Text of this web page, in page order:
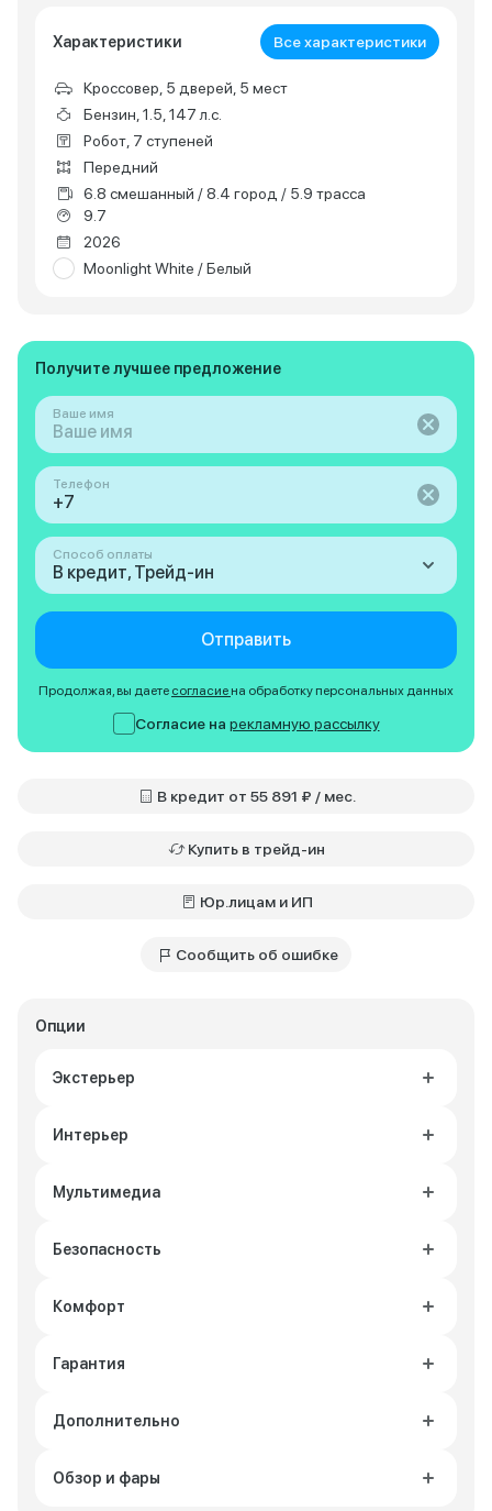
Характеристики Все характеристики
Кроссовер, 5 дверей, 5 мест
Бензин, 1.5, 147 л.с.
Робот, 7 ступеней
Передний
6.8 смешанный / 8.4 город / 5.9 трасса
9.7
2026
Moonlight White / Белый
Опции
Экстерьер
Интерьер
Мультимедиа
Безопасность
Комфорт
Гарантия
Дополнительно
Обзор и фары
Получите лучшее предложение
Ваше имя
Телефон
Способ оплаты
В кредит, Трейд-ин
Отправить
Продолжая, вы даете согласие на обработку персональных данных
Согласие на рекламную рассылку
В кредит от 55 891 ₽ / мес.
Купить в трейд-ин
Юр.лицам и ИП
Сообщить об ошибке